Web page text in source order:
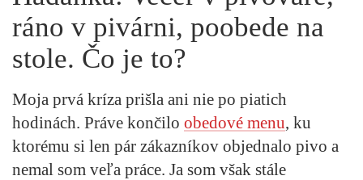
ráno v pivárni, poobede na
stole. Čo je to?
Moja prvá kríza prišla ani nie po piatich
hodinách. Práve končilo obedové menu, ku
ktorému si len pár zákazníkov objednalo pivo a
nemal som veľa práce. Ja som však stále